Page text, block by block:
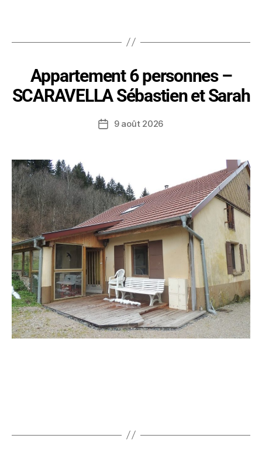
Appartement 6 personnes –
SCARAVELLA Sébastien et Sarah
9 août 2026